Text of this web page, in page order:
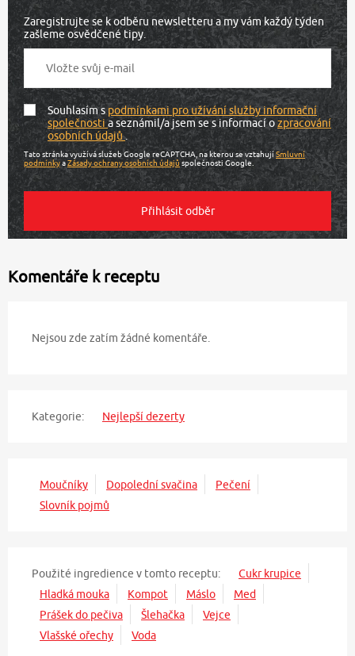
Zaregistrujte se k odběru newsletteru a my vám každý týden
zašleme osvědčené tipy.
Souhlasím spodmínkami pro užívání služby informační
společnostia seznámil/a jsem se s informací ozpracování
osobních údajů.
Tato stránka využívá služeb Google reCAPTCHA, na kterou se vztahujíSmluvní
podmínkyaZásady ochrany osobních údajů společnosti Google.
Komentáře k receptu
Nejsou zde zatím žádné komentáře.
Kategorie: Nejlepší dezerty
Moučníky Dopolední svačina
Pečení
Slovník pojmů
Použité ingredience v tomto receptu:
Cukr krupice
Hladká mouka
Kompot Máslo
Med
Prášek do pečiva
Šlehačka
Vejce
Vlašské ořechy
Voda